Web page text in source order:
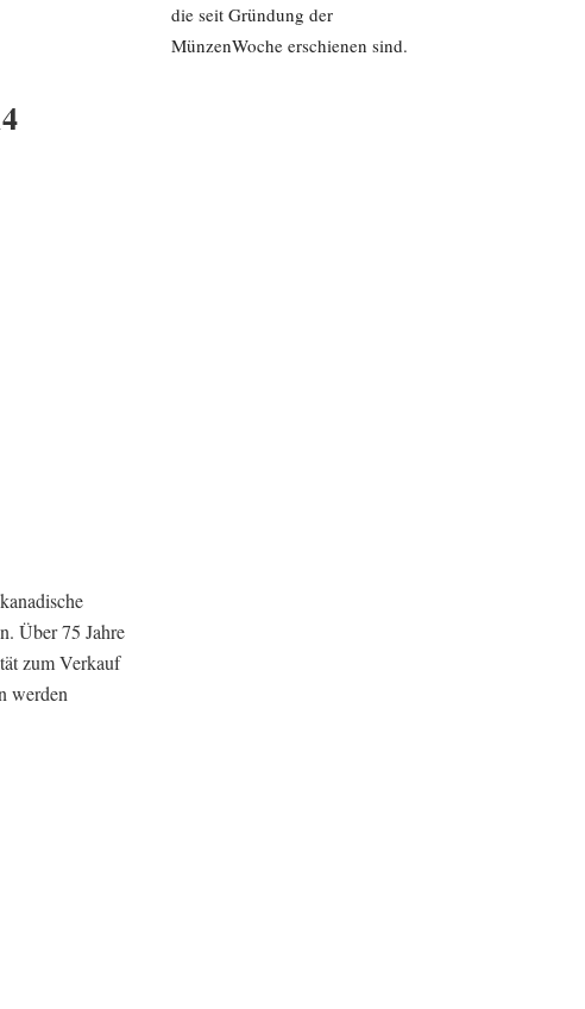
Über 75 Jahre
zum Verkauf
werden
die seit Gründung der
MünzenWoche erschienen sind.